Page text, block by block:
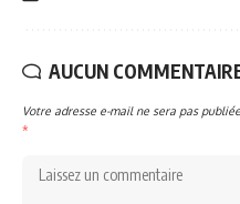
AUCUN
Votre adresse e-mail ne sera pas
*